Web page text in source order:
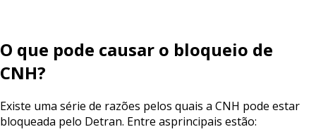
O que pode causar o bloqueio de
CNH?
Existe uma série de razões pelos quais a CNH pode estar
bloqueada pelo Detran. Entre asprincipais estão: